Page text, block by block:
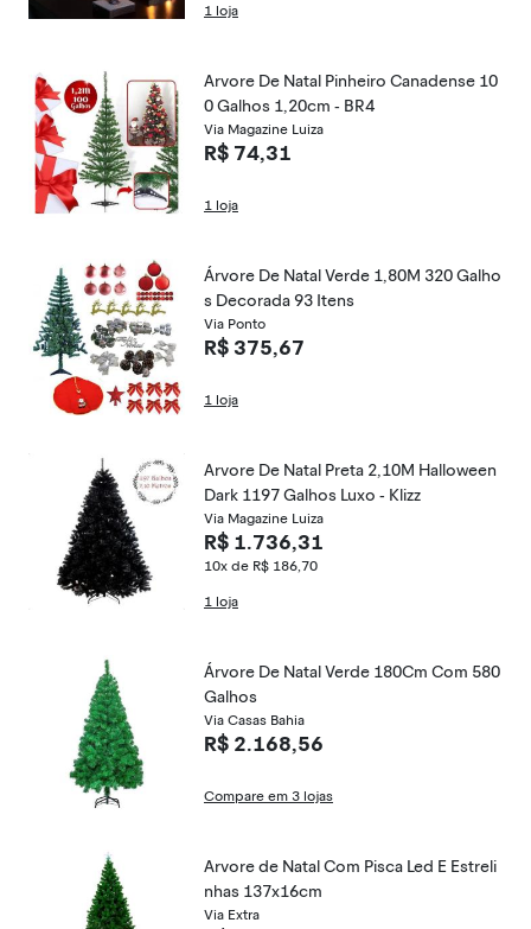
1 loja
Arvore De Natal Pinheiro Canadense 10
0 Galhos 1,20cm - BR4
Via Magazine Luiza
R$ 74,31
1 loja
Árvore De Natal Verde 1,80M 320 Galho
s Decorada 93 Itens
Via Ponto
R$ 375,67
1 loja
Arvore De Natal Preta 2,10M Halloween
Dark 1197 Galhos Luxo - Klizz
Via Magazine Luiza
R$ 1.736,31
10x de R$ 186,70
1 loja
Árvore De Natal Verde 180Cm Com 580
Galhos
Via Casas Bahia
R$ 2.168,56
Compare em 3 lojas
Arvore de Natal Com Pisca Led E Estreli
nhas 137x16cm
Via Extra